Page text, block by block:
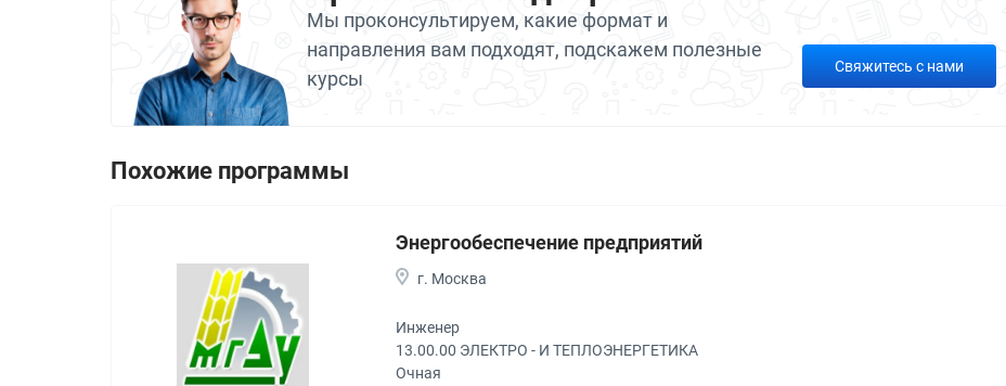
Мы проконсультируем, какие формат и
направления вам подходят, подскажем полезные
курсы
Свяжитесь с нами
Похожие программы
Энергообеспечение предприятий
г. Москва
Инженер
13.00.00 ЭЛЕКТРО - И ТЕПЛОЭНЕРГЕТИКА
Очная